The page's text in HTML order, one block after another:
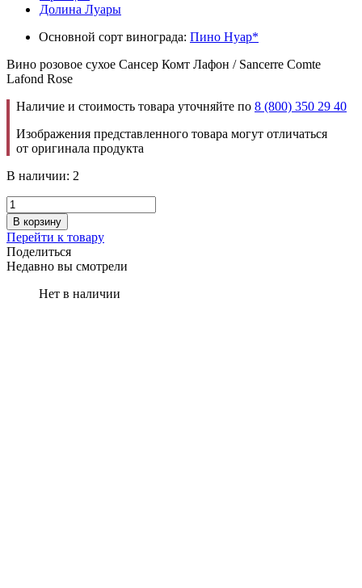
Долина Луары
Основной сорт винограда: Пино Нуар*
Вино розовое сухое Сансер Комт Лафон / Sancerre Comte
Lafond Rose
Наличие и стоимость товара уточняйте по 8 (800) 350 29 40
Изображения представленного товара могут отличаться
от оригинала продукта
В наличии: 2
В корзину
Перейти к товару
Поделиться
Недавно вы смотрели
Нет в наличии